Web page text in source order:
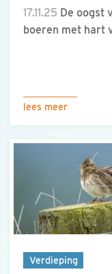
17.11.25 De oogst
boeren met hart
lees meer
Verdieping